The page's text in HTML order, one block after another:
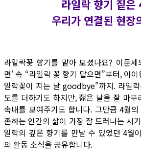
라일락 향기 짙은
우리가 연결된 현장
라일락꽃 향기를 맡아 보셨나요? 이문세
면’ 속 “라일락 꽃 향기 맡으면”부터, 아이
일락꽃이 지는 날 goodbye”까지. 라일
도를 더하기도 하지만, 젊은 날을 잘 마무
속내를 보여주기도 합니다. 그만큼 4월
존하는 인간의 삶이 가장 잘 드러나는 시
일락의 깊은 향기를 만날 수 있었던 4월
의 활동 소식을 공유합니다.